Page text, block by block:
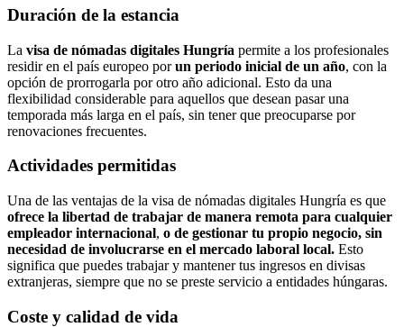
Duración de la estancia
La visa de nómadas digitales Hungría permite a los profesionales
residir en el país europeo porun periodo inicial de un año, con la
opción de prorrogarla por otro año adicional. Esto da una
flexibilidad considerable para aquellos que desean pasar una
temporada más larga en el país, sin tener que preocuparse por
renovaciones frecuentes.
Actividades permitidas
Una de las ventajas de la visa de nómadas digitales Hungría es que
ofrece la libertad de trabajar de manera remota para cualquier
empleador internacional, o de gestionar tu propio negocio, sin
necesidad de involucrarse en el mercado laboral local. Esto
significa que puedes trabajar y mantener tus ingresos en divisas
extranjeras, siempre que no se preste servicio a entidades húngaras.
Coste y calidad de vida